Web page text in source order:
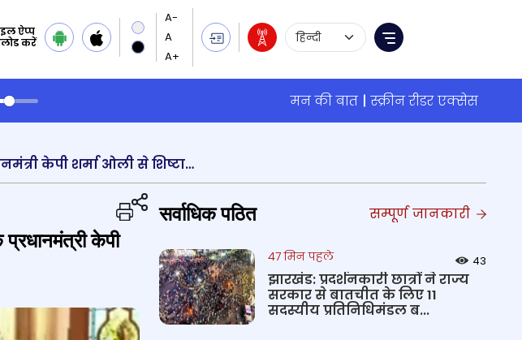
ऐप्प
करें
Language Selection
Menu
मन की बात
स्क्रीन रीडर एक्सेस
ऊर्जा और आवास तथा शहरी मामलों के मंत्री मनोहर लाल खट्टर ने आज नेपाल के प्रधानमंत्री केपी शर्मा ओली से शिष्टाचार भेंट की
केपी
सर्वाधिक पठित सम्पूर्ण जानकारी
47 मिन पहले 43
झारखंड: प्रदर्शनकारी छात्रों ने राज्य
सरकार से बातचीत के लिए 11
सदस्यीय प्रतिनिधिमंडल ब...